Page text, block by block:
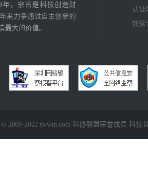
年，宗旨是科技创造财
来力争通过自主创新的
最大的价值。
认证
数据
© 2009-2022 twwtn.com 科协联盟荣誉成员 科